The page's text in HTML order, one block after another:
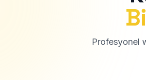
Profesyonel